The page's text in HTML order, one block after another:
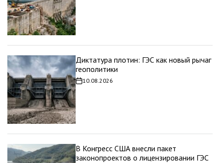
записи
Диктатура плотин: ГЭС как новый рычаг
геополитики
Дата
записи
10.08.2026
В Конгресс США внесли пакет
законопроектов о лицензировании ГЭС